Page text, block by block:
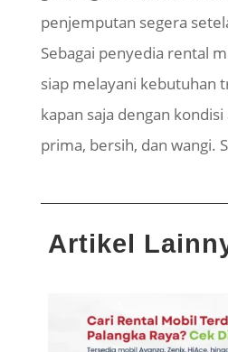
penjemputan segera
Sebagai penyedia rental
siap melayani kebutuhan
kapan saja dengan
prima, bersih, dan wangi.
Artikel